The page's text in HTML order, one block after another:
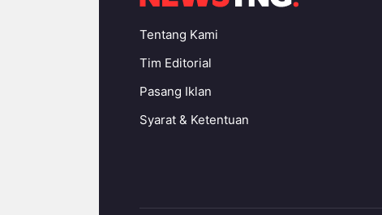
Tentang Kami
Tim Editorial
Pasang Iklan
Syarat & Ketentuan